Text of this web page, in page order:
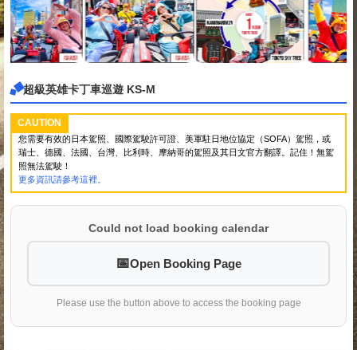
超級英雄卡丁車巡遊 KS-M
CAUTION
您需要有效的日本駕照、國際駕駛許可證、美軍駐日地位協定（SOFA）駕照，或
瑞士、德國、法國、台灣、比利時、摩納哥的駕照及其日文官方翻譯。記住！無駕
照無法駕駛！
更多資訊請參考這裡。
Could not load booking calendar
Open Booking Page
Please use the button above to access the booking page